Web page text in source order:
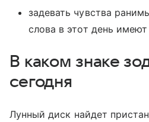
задевать чувства
слова в этот день
В каком знаке
сегодня
Лунный диск найдет